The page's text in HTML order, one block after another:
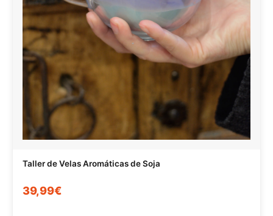
Taller de Velas Aromáticas de Soja
39,99€